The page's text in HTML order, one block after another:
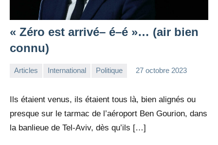
« Zéro est arrivé– é–é »… (air bien
connu)
Articles International Politique 27 octobre 2023
Ils étaient venus, ils étaient tous là, bien alignés ou
presque sur le tarmac de l’aéroport Ben Gourion, dans
la banlieue de Tel-Aviv, dès qu’ils […]